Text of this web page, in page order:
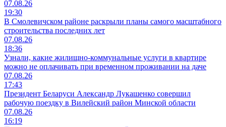
07.08.26
19:30
В Смолевичском районе раскрыли планы самого масштабного
строительства последних лет
07.08.26
18:36
Узнали, какие жилищно-коммунальные услуги в квартире
можно не оплачивать при временном проживании на даче
07.08.26
17:43
Президент Беларуси Александр Лукашенко совершил
рабочую поездку в Вилейский район Минской области
07.08.26
16:19